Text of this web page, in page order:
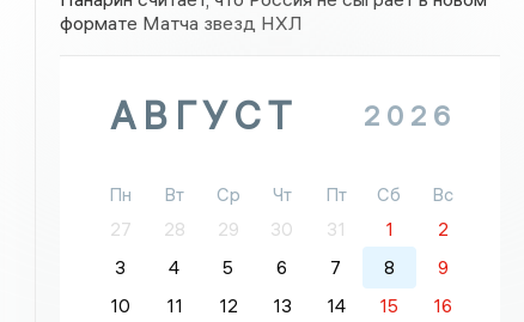
формате Матча звезд НХЛ
АВГУСТ 2026
Пн Вт Ср Чт Пт Сб
Вс
27
28 29 30 31 1
2
3
4 5 6 7 8
9
10
11 12 13 14 15
16